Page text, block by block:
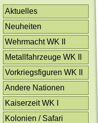
Aktuelles
Neuheiten
Wehrmacht WK II
Metallfahrzeuge WK II
Vorkriegsfiguren WK II
Andere Nationen
Kaiserzeit WK I
Kolonien / Safari